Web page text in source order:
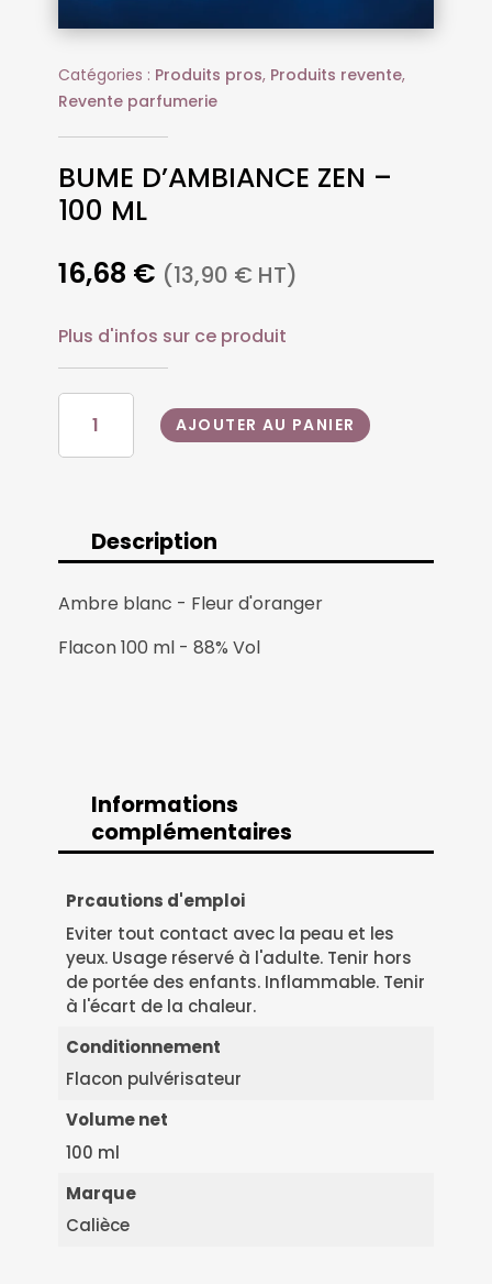
Catégories : Produits pros, Produits revente,
Revente parfumerie
BUME D’AMBIANCE ZEN –
100 ML
16,68 € (13,90 € HT)
Plus d'infos sur ce produit
QUANTITÉ
BUME
100
AJOUTER AU PANIER
Description
Ambre blanc - Fleur d'oranger
Flacon 100 ml - 88% Vol
Informations
complémentaires
Informations
complémentaires
Prcautions d'emploi
Eviter tout contact avec la peau et les
yeux. Usage réservé à l'adulte. Tenir hors
de portée des enfants. Inflammable. Tenir
à l'écart de la chaleur.
Conditionnement
Flacon pulvérisateur
Volume net
100 ml
Marque
Calièce